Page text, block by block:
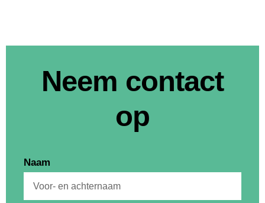
Neem contact
op
Naam